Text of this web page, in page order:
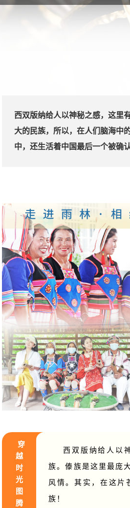
西双版纳给人以神秘之感，这里
大的民族，所以，在人们脑海中
中，还生活着中国最后一个被确
穿
越
时
光
图
腾
西双版纳给人以
族。傣族是这里最庞
风情。其实，在这
族！